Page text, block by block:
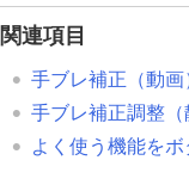
レン
ノイ
関連項目
手ブレ補正 （動画
手ブレ補正調整
よく使う機能を